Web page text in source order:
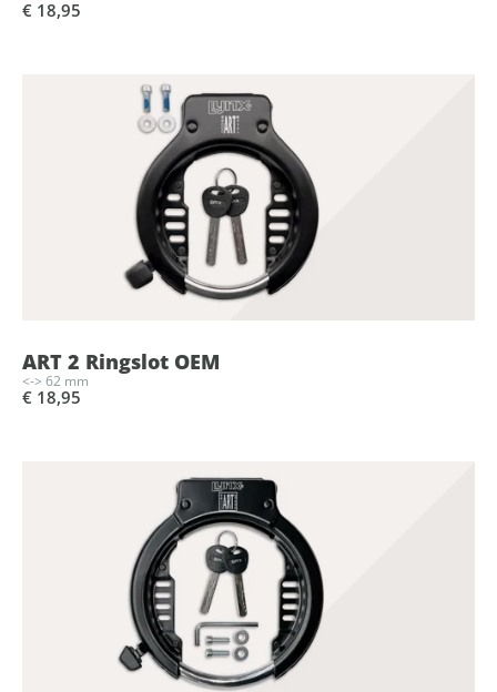
€ 18,95
ART 2 Ringslot OEM
<-> 62 mm
€ 18,95